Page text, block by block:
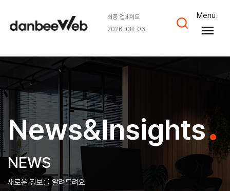
최종 업데이트
2026-08-06
Menu
News&Insights
NEWS
새로운 정보를 알려드려요